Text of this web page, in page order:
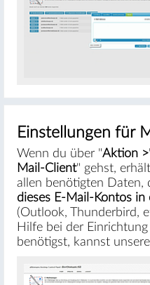
Einstellungen für
Wenn du über "Aktion >
Mail-Client" gehst,
allen benötigten Daten,
dieses E-Mail-Kontos in
(Outlook, Thunderbird,
Hilfe bei der
benötigst, kannst unsere